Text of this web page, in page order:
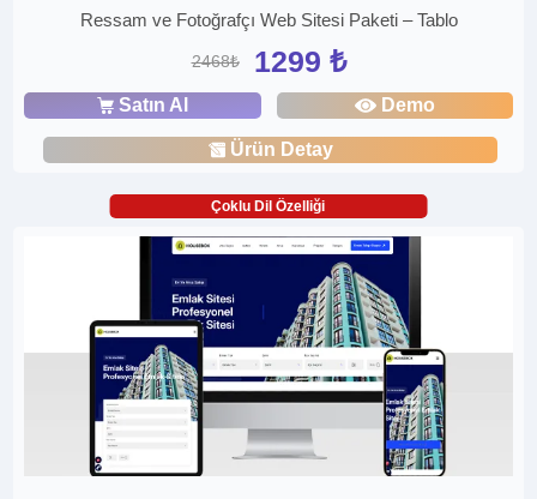
Ressam ve Fotoğrafçı Web Sitesi Paketi – Tablo
2468₺ 1299 ₺
Satın Al Demo
Ürün Detay
Çoklu Dil Özelliği